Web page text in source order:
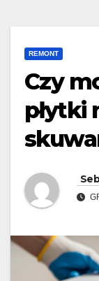
REMONT
Czy
płytki